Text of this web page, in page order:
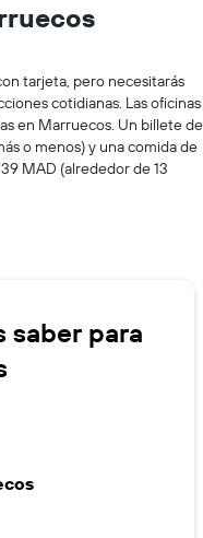
tarjeta, pero necesitarás
cotidianas. Las oficinas
en Marruecos. Un billete de
o menos) y una comida de
MAD (alrededor de 13
saber para